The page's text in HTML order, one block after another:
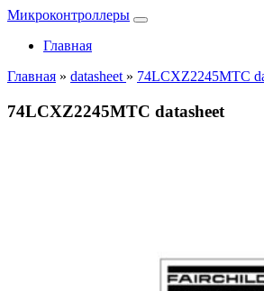
Микроконтроллеры
Главная
Главная » datasheet » 74LCXZ2245MTC
74LCXZ2245MTC datasheet